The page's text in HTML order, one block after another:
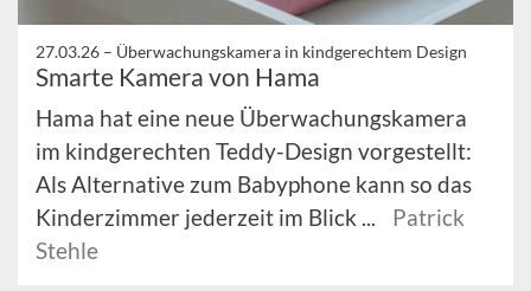
27.03.26 – Überwachungskamera in kindgerechtem Design
Smarte Kamera von Hama
Hama hat eine neue Überwachungskamera
im kindgerechten Teddy-Design vorgestellt:
Als Alternative zum Babyphone kann so das
Kinderzimmer jederzeit im Blick ...
Patrick
Stehle